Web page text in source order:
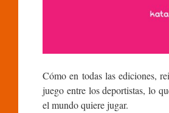
Cómo en todas las ediciones,
juego entre los deportistas, lo
el mundo quiere jugar.